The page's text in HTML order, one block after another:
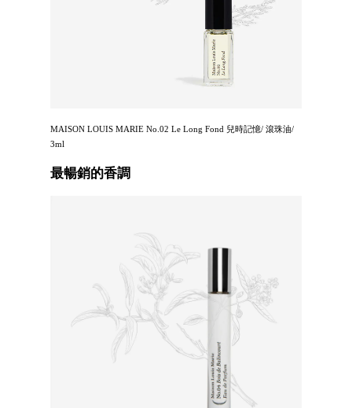
MAISON LOUIS MARIE No.02 Le Long Fond 兒時記憶/ 滾珠油/
3ml
最暢銷的香調